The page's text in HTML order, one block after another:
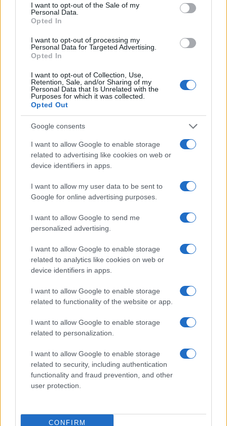
I want to opt-out of the Sale of my
Personal Data.
Opted In
I want to opt-out of processing my
Personal Data for Targeted Advertising.
Opted In
I want to opt-out of Collection, Use,
Retention, Sale, and/or Sharing of my
Personal Data that Is Unrelated with the
Purposes for which it was collected.
Opted Out
Google consents
I want to allow Google to enable storage
related to advertising like cookies on web or
device identifiers in apps.
I want to allow my user data to be sent to
Google for online advertising purposes.
I want to allow Google to send me
personalized advertising.
I want to allow Google to enable storage
related to analytics like cookies on web or
device identifiers in apps.
I want to allow Google to enable storage
related to functionality of the website or app.
I want to allow Google to enable storage
related to personalization.
I want to allow Google to enable storage
related to security, including authentication
functionality and fraud prevention, and other
user protection.
CONFIRM